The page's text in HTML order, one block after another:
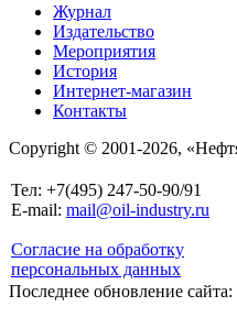
Журнал
Издательство
Мероприятия
История
Интернет-магазин
Контакты
Copyright © 2001-2026,
Тел: +7(495) 247-50-90/91
E-mail: mail@oil-industry.ru
Согласие на обработку
персональных данных
Последнее обновление